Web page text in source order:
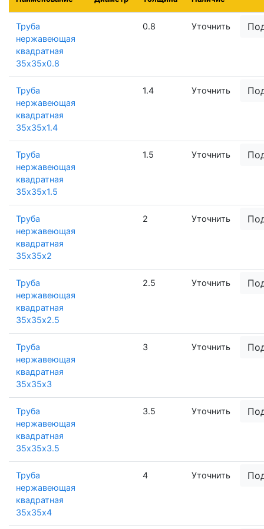
Труба
нержавеющая
квадратная
35х35х0.8
0.8 Уточнить
Труба
нержавеющая
квадратная
35х35х1.4
1.4 Уточнить
Труба
нержавеющая
квадратная
35х35х1.5
1.5 Уточнить
Труба
нержавеющая
квадратная
35х35х2
2 Уточнить
Труба
нержавеющая
квадратная
35х35х2.5
2.5 Уточнить
Труба
нержавеющая
квадратная
35х35х3
3 Уточнить
Труба
нержавеющая
квадратная
35х35х3.5
3.5 Уточнить
Труба
нержавеющая
квадратная
35х35х4
4 Уточнить